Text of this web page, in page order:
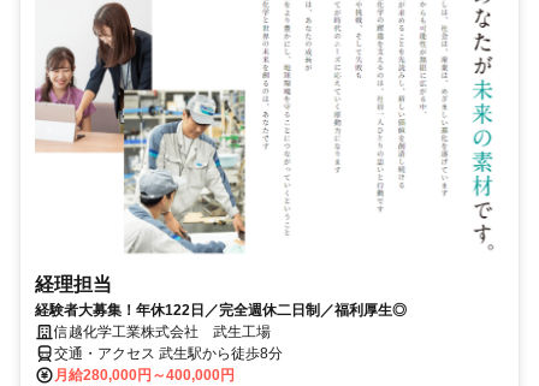
経理担当
経験者大募集！年休122日／完全週休二日制／福利厚生◎
信越化学工業株式会社 武生工場
交通・アクセス 武生駅から徒歩8分
月給280,000円～400,000円